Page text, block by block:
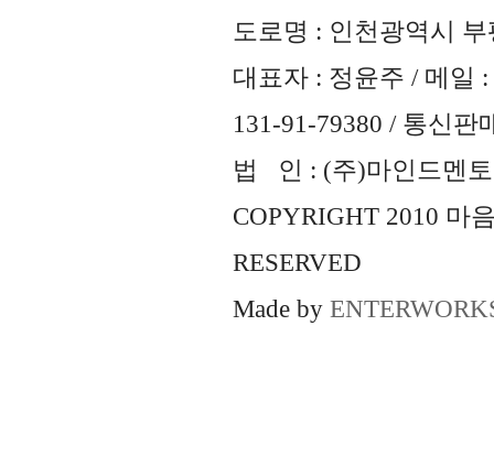
도로명 : 인천광역시
대표자 : 정윤주 / 메일 :
131-91-79380 / 통신판
법 인 : (주)마인드멘토
COPYRIGHT 2010 마
RESERVED
Made by